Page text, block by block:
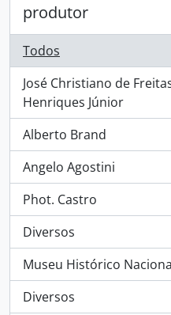
produtor
Todos
José Christiano de
Henriques Júnior
, 65 resultados
Alberto Brand
, 28 resultados
Angelo Agostini
, 26 resultados
Phot. Castro
, 22 resultados
Diversos
, 9 resultados
Museu Histórico
, 9 resultados
Diversos
, 7 resultados